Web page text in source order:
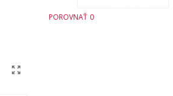
POROVNAŤ 0